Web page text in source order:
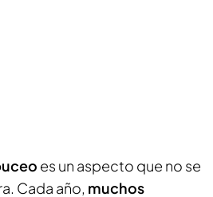
es un aspecto que no se
Cada año, muchos